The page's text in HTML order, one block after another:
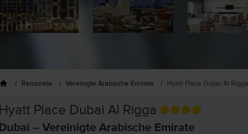
Reiseziele Vereinigte Arabische Emirate Hyatt Place Dubai Al Rigga
Hyatt Place Dubai Al Rigga
Dubai – Vereinigte Arabische Emirate